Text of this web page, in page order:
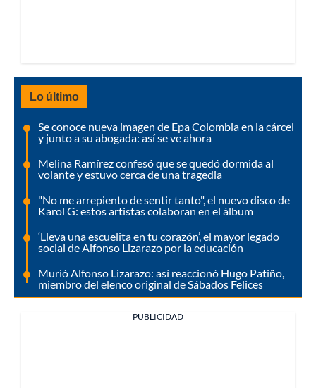
Lo último
Se conoce nueva imagen de Epa Colombia en la cárcel
y junto a su abogada: así se ve ahora
Melina Ramírez confesó que se quedó dormida al
volante y estuvo cerca de una tragedia
"No me arrepiento de sentir tanto", el nuevo disco de
Karol G: estos artistas colaboran en el álbum
‘Lleva una escuelita en tu corazón’, el mayor legado
social de Alfonso Lizarazo por la educación
Murió Alfonso Lizarazo: así reaccionó Hugo Patiño,
miembro del elenco original de Sábados Felices
PUBLICIDAD